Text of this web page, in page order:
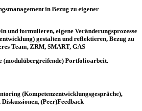
in Bezug zu eigener
und formulieren, eigene Veränderungsprozesse
gestalten und reflektieren, Bezug zu
Team, ZRM, SMART, GAS
(modulübergreifende) Portfolioarbeit.
(Kompetenzentwicklungsgespräche),
(Peer)Feedback